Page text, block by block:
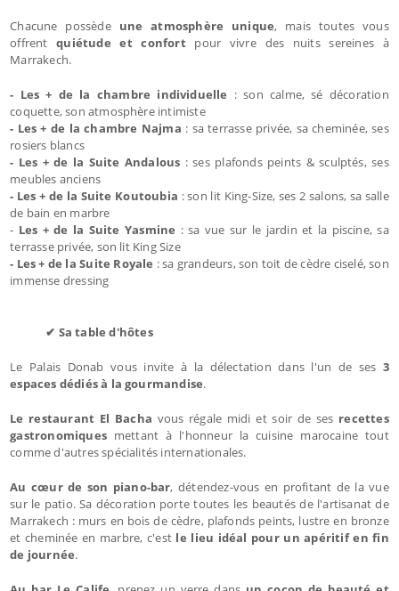
Chacune possèdeune atmosphère unique, mais toutes vous
offrentquiétude et confortpour vivre des nuits sereines à
Marrakech.
- Les + de la chambre individuelle : son calme, sé décoration
coquette, son atmosphère intimiste
- Les + de la chambre Najma : sa terrasse privée, sa cheminée, ses
rosiers blancs
- Les + de la Suite Andalous : ses plafonds peints & sculptés, ses
meubles anciens
- Les + de la Suite Koutoubia : son lit King-Size, ses 2 salons, sa salle
de bain en marbre
- Les + de la Suite Yasmine : sa vue sur le jardin et la piscine, sa
terrasse privée, son lit King Size
- Les + de la Suite Royale : sa grandeurs, son toit de cèdre ciselé, son
immense dressing
✔ Sa table d'hôtes
Le Palais Donab vous invite à la délectation dans l'un de ses 3
espaces dédiés à la gourmandise.
Le restaurant El Bacha vous régale midi et soir de ses recettes
gastronomiquesmettant à l'honneur la cuisine marocaine tout
comme d'autres spécialités internationales.
Au cœur de son piano-bar, détendez-vous en profitant de la vue
sur le patio. Sa décoration porte toutes les beautés de l'artisanat de
Marrakech : murs en bois de cèdre, plafonds peints, lustre en bronze
et cheminée en marbre, c'est le lieu idéal pour un apéritif en fin
de journée.